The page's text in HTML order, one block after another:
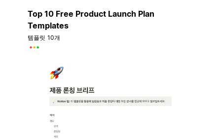
Top 10 Free Product Launch Plan
Templates
템플릿 10개